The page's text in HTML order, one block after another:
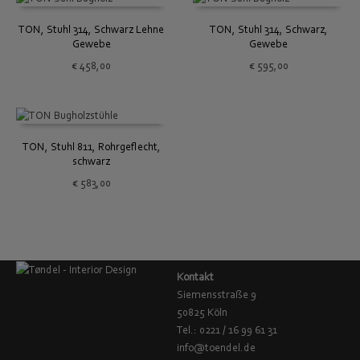
TON, Stuhl 314, Schwarz Lehne
Gewebe
€ 458,00
TON, Stuhl 314, Schwarz,
Gewebe
€595,00
TON, Stuhl 811, Rohrgeflecht,
schwarz
€583,00
Kontakt
Siemensstraße 9
50825 Köln
Tel.: 0221 / 16 99 61 31
info@toendel.de